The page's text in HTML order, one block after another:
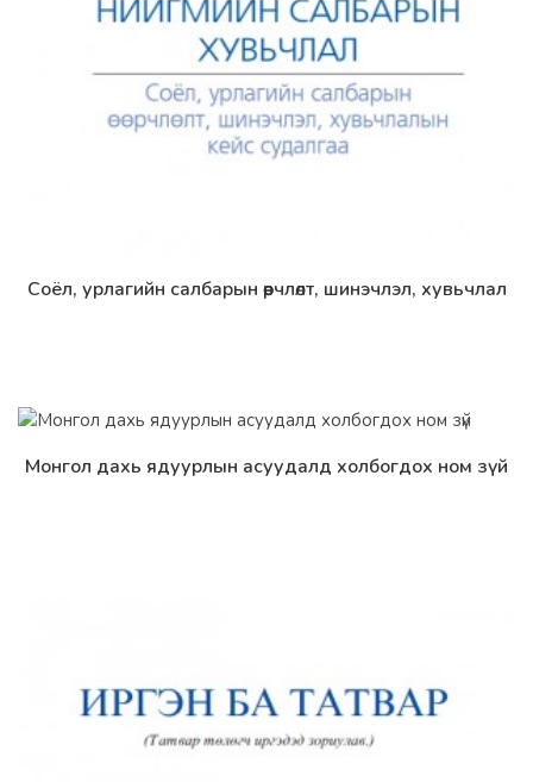
Дэлгэрэнгүй
Соёл, урлагийн салбарын өөрчлөлт, шинэчлэл, хувьчлал
Дэлгэрэнгүй
Монгол дахь ядуурлын асуудалд холбогдох ном зүй